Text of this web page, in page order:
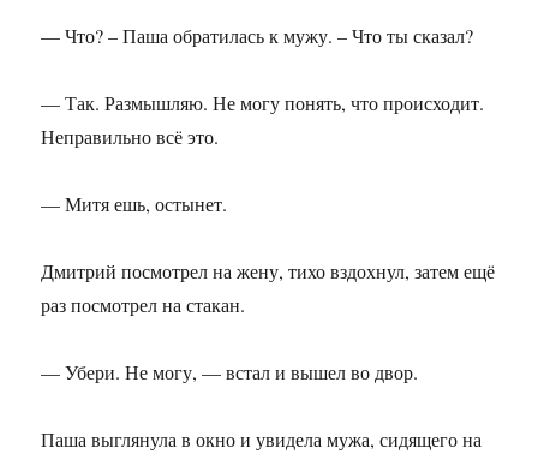
— Что? – Паша обратилась к мужу. – Что ты сказал?
— Так. Размышляю. Не могу понять, что происходит.
Неправильно всё это.
— Митя ешь, остынет.
Дмитрий посмотрел на жену, тихо вздохнул, затем ещё
раз посмотрел на стакан.
— Убери. Не могу, — встал и вышел во двор.
Паша выглянула в окно и увидела мужа, сидящего на